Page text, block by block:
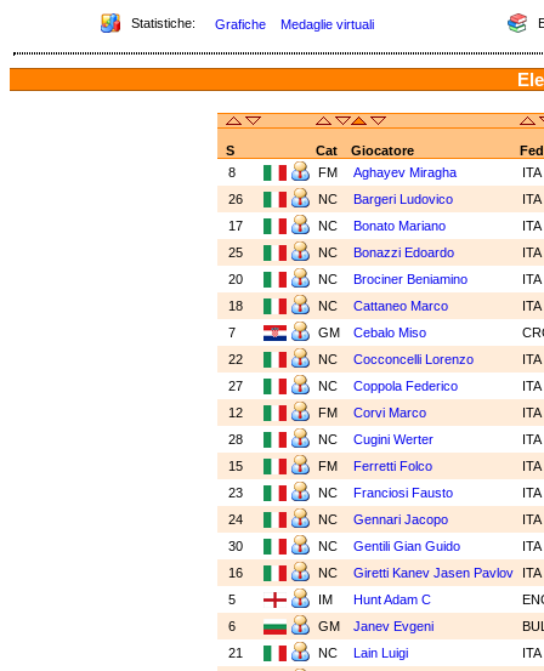
Statistiche: Grafiche Medaglie virtuali
S Cat Giocatore
Fed
8
FM Aghayev Miragha
ITA
26
NC Bargeri Ludovico
ITA
17
NC Bonato Mariano
ITA
25
NC Bonazzi Edoardo
ITA
20
NC Brociner Beniamino
ITA
18
NC Cattaneo Marco
ITA
7
GM Cebalo Miso
22
NC Cocconcelli Lorenzo
ITA
27
NC Coppola Federico
ITA
12
FM Corvi Marco
ITA
28
NC Cugini Werter
ITA
15
FM Ferretti Folco
ITA
23
NC Franciosi Fausto
ITA
24
NC Gennari Jacopo
ITA
30
NC Gentili Gian Guido
ITA
16
NC Giretti Kanev Jasen Pavlov
ITA
5
IM Hunt Adam C
6
GM Janev Evgeni
21
NC Lain Luigi
ITA